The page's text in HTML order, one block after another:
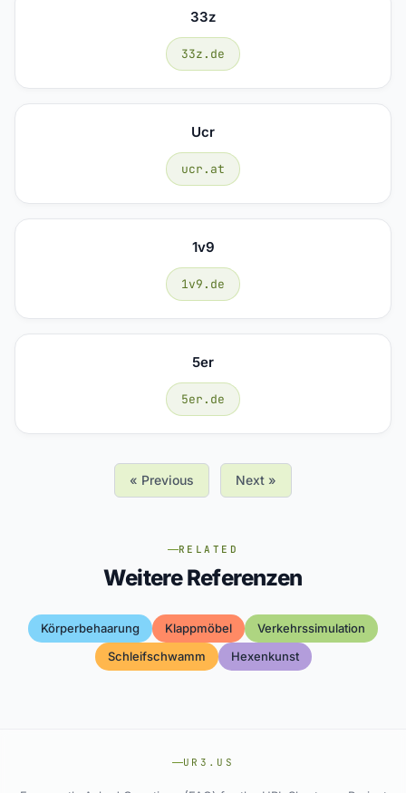
33z
33z.de
Ucr
ucr.at
1v9
1v9.de
5er
5er.de
« Previous Next »
RELATED
Weitere Referenzen
Körperbehaarung Klappmöbel
Verkehrssimulation
Schleifschwamm
Hexenkunst
UR3.US